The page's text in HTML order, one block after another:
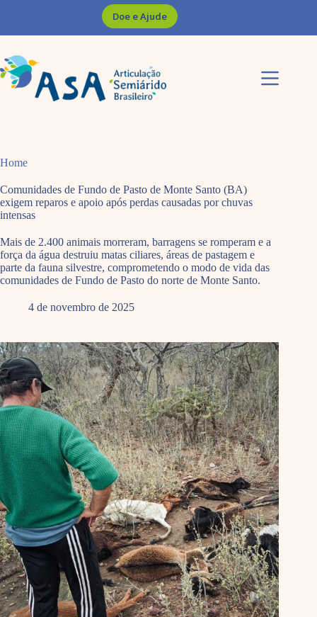
Doe e Ajude
Home
Comunidades de Fundo de Pasto de Monte Santo (BA)
exigem reparos e apoio após perdas causadas por chuvas
intensas
Mais de 2.400 animais morreram, barragens se romperam e a
força da água destruiu matas ciliares, áreas de pastagem e
parte da fauna silvestre, comprometendo o modo de vida das
comunidades de Fundo de Pasto do norte de Monte Santo.
4 de novembro de 2025